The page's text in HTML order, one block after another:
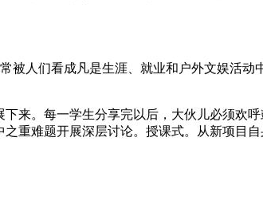
被人们看成凡是生涯、就业和户外文娱活动
来。每一学生分享完以后，大伙儿必须欢
重难题开展深层讨论。授课式。从新项目自